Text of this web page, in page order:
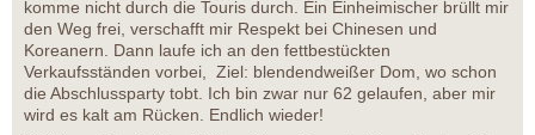
komme nicht durch die Touris durch. Ein Einheimischer brüllt mir
den Weg frei, verschafft mir Respekt bei Chinesen und
Koreanern. Dann laufe ich an den fettbestückten
Verkaufsständen vorbei, Ziel: blendendweißer Dom, wo schon
die Abschlussparty tobt. Ich bin zwar nur 62 gelaufen, aber mir
wird es kalt am Rücken. Endlich wieder!